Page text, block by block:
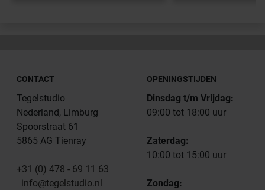
CONTACT
Tegelstudio
Nederland, Limburg
Spoorstraat 61
5865 AG Tienray
+31 (0) 478 - 69 11 63
info@tegelstudio.nl
OPENINGSTIJDEN
Dinsdag t/m Vrijdag:
09:00 tot 18:00 uur
Zaterdag:
10:00 tot 15:00 uur
Zondag: